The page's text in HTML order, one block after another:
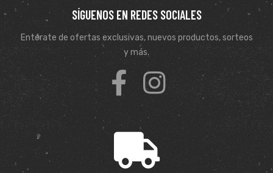
SÍGUENOS EN REDES SOCIALES
Entérate de ofertas exclusivas, nuevos productos, sorteos
y más.